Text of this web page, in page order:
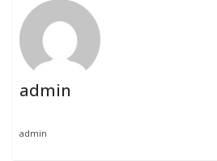
admin
admin